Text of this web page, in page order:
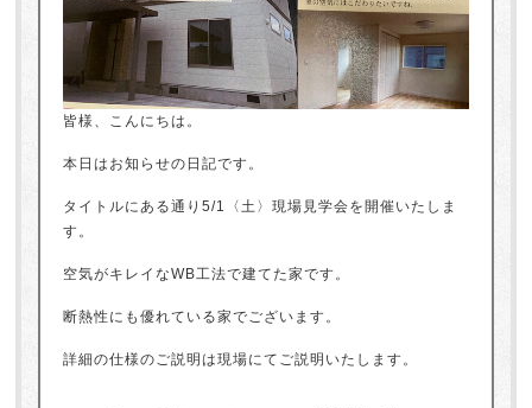
皆様、こんにちは。
本日はお知らせの日記です。
タイトルにある通り5/1〈土〉現場見学会を開催いたしま
す。
空気がキレイなWB工法で建てた家です。
断熱性にも優れている家でございます。
詳細の仕様のご説明は現場にてご説明いたします。